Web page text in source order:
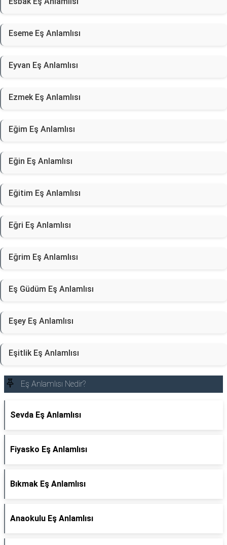
Eseme Eş Anlamlısı
Eyvan Eş Anlamlısı
Ezmek Eş Anlamlısı
Eğim Eş Anlamlısı
Eğin Eş Anlamlısı
Eğitim Eş Anlamlısı
Eğri Eş Anlamlısı
Eğrim Eş Anlamlısı
Eş Güdüm Eş Anlamlısı
Eşey Eş Anlamlısı
Eşitlik Eş Anlamlısı
Eş Anlamlısı Nedir?
Sevda Eş Anlamlısı
Fiyasko Eş Anlamlısı
Bıkmak Eş Anlamlısı
Anaokulu Eş Anlamlısı